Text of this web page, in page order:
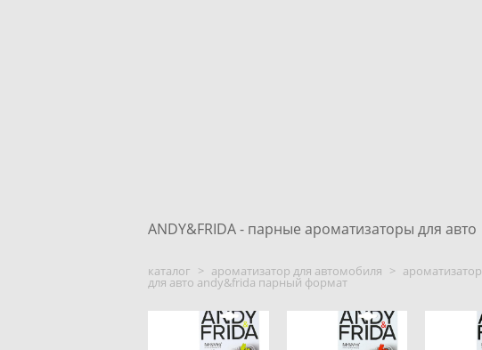
ANDY&FRIDA - парные ароматизаторы для авто
каталог > ароматизатор для автомобиля > ароматизатор
для авто andy&frida парный формат